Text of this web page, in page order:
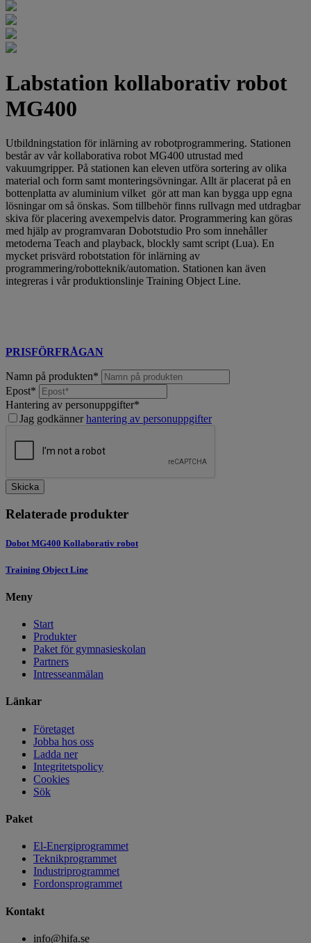
Labstation kollaborativ robot
MG400
Utbildningstation för inlärning av robotprogrammering. Stationen
består av vår kollaborativa robot MG400 utrustad med
vakuumgripper. På stationen kan eleven utföra sortering av olika
material och form samt monteringsövningar. Allt är placerat på en
bottenplatta av aluminium vilket gör att man kan bygga upp egna
lösningar om så önskas. Som tillbehör finns rullvagn med utdragbar
skiva för placering avexempelvis dator. Programmering kan göras
med hjälp av programvaran Dobotstudio Pro som innehåller
metoderna Teach and playback, blockly samt script (Lua). En
mycket prisvärd robotstation för inlärning av
programmering/robotteknik/automation. Stationen kan även
integreras i vår produktionslinje Training Object Line.
PRISFÖRFRÅGAN
Namn på produkten*
Epost*
Hantering av personuppgifter*
Jag godkänner hantering av personuppgifter
Skicka
Relaterade produkter
Dobot MG400 Kollaborativ robot
Training Object Line
Meny
Start
Produkter
Paket för gymnasieskolan
Partners
Intresseanmälan
Länkar
Företaget
Jobba hos oss
Ladda ner
Integritetspolicy
Cookies
Sök
Paket
El-Energiprogrammet
Teknikprogrammet
Industriprogrammet
Fordonsprogrammet
Kontakt
info@hifa.se